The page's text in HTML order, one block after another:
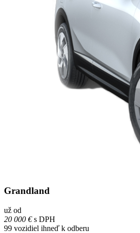
Grandland
už od
20 000 €s DPH
99 vozidiel ihneď k odberu